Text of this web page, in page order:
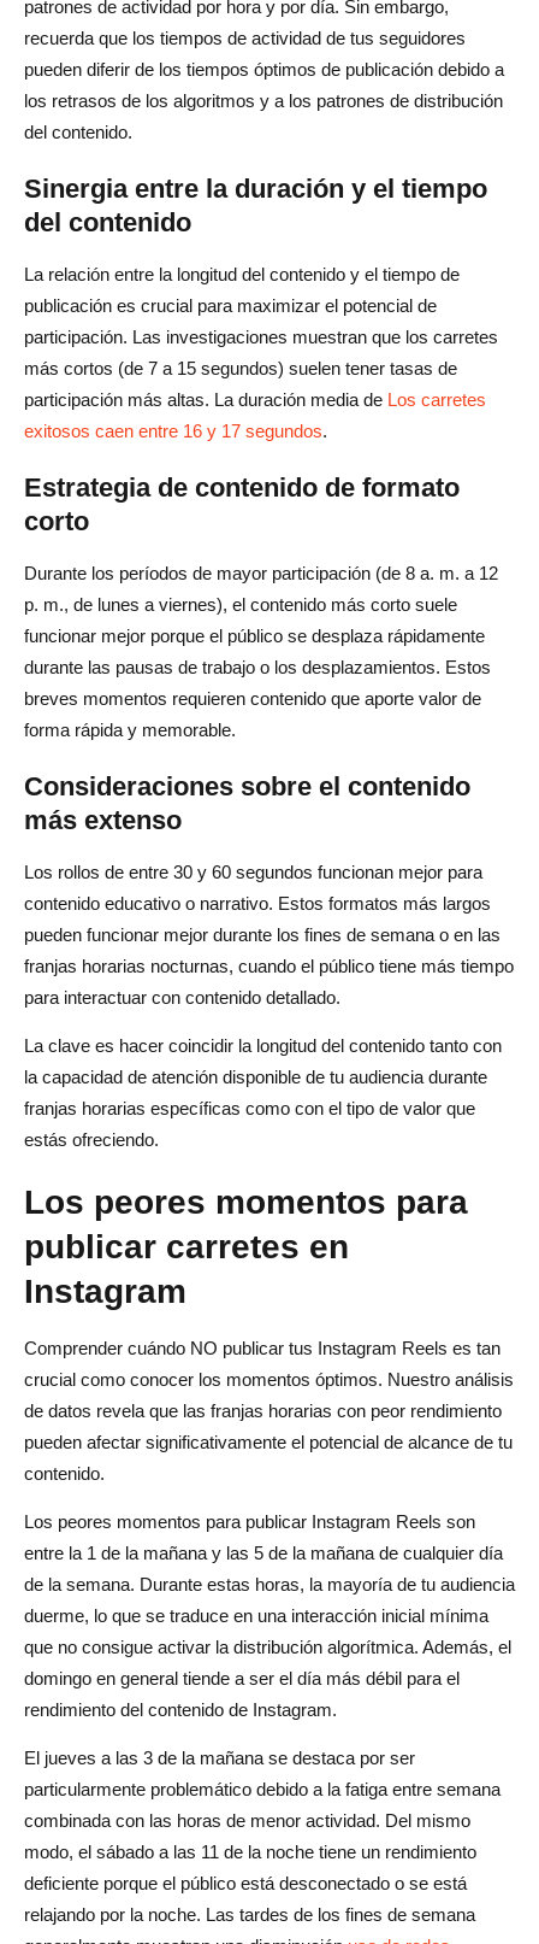
patrones de actividad por hora y por día. Sin embargo,
recuerda que los tiempos de actividad de tus seguidores
pueden diferir de los tiempos óptimos de publicación debido a
los retrasos de los algoritmos y a los patrones de distribución
del contenido.
Sinergia entre la duración y el tiempo
del contenido
La relación entre la longitud del contenido y el tiempo de
publicación es crucial para maximizar el potencial de
participación. Las investigaciones muestran que los carretes
más cortos (de 7 a 15 segundos) suelen tener tasas de
participación más altas. La duración media de Los carretes
exitosos caen entre 16 y 17 segundos.
Estrategia de contenido de formato
corto
Durante los períodos de mayor participación (de 8 a. m. a 12
p. m., de lunes a viernes), el contenido más corto suele
funcionar mejor porque el público se desplaza rápidamente
durante las pausas de trabajo o los desplazamientos. Estos
breves momentos requieren contenido que aporte valor de
forma rápida y memorable.
Consideraciones sobre el contenido
más extenso
Los rollos de entre 30 y 60 segundos funcionan mejor para
contenido educativo o narrativo. Estos formatos más largos
pueden funcionar mejor durante los fines de semana o en las
franjas horarias nocturnas, cuando el público tiene más tiempo
para interactuar con contenido detallado.
La clave es hacer coincidir la longitud del contenido tanto con
la capacidad de atención disponible de tu audiencia durante
franjas horarias específicas como con el tipo de valor que
estás ofreciendo.
Los peores momentos para
publicar carretes en
Instagram
Comprender cuándo NO publicar tus Instagram Reels es tan
crucial como conocer los momentos óptimos. Nuestro análisis
de datos revela que las franjas horarias con peor rendimiento
pueden afectar significativamente el potencial de alcance de tu
contenido.
Los peores momentos para publicar Instagram Reels son
entre la 1 de la mañana y las 5 de la mañana de cualquier día
de la semana. Durante estas horas, la mayoría de tu audiencia
duerme, lo que se traduce en una interacción inicial mínima
que no consigue activar la distribución algorítmica. Además, el
domingo en general tiende a ser el día más débil para el
rendimiento del contenido de Instagram.
El jueves a las 3 de la mañana se destaca por ser
particularmente problemático debido a la fatiga entre semana
combinada con las horas de menor actividad. Del mismo
modo, el sábado a las 11 de la noche tiene un rendimiento
deficiente porque el público está desconectado o se está
relajando por la noche. Las tardes de los fines de semana